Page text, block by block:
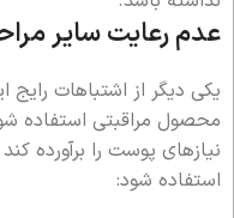
عدم رعایت سایر
یکی دیگر از اشتباهات رایج
محصول مراقبتی استفاده
نیازهای پوست را برآورده
استفاده شود: